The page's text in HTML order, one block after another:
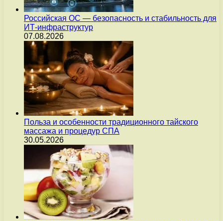
Российская ОС — безопасность и стабильность для
ИТ-инфраструктур
07.08.2026
Польза и особенности традиционного тайского
массажа и процедур СПА
30.05.2026